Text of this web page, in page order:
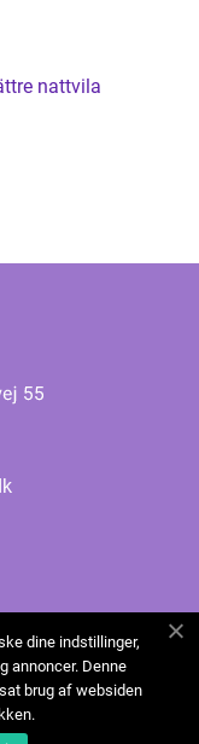
nattvila
dine indstillinger,
annoncer. Denne
brug af websiden